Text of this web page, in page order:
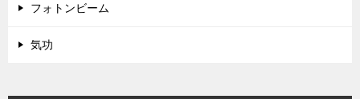
フォトンビーム
気功